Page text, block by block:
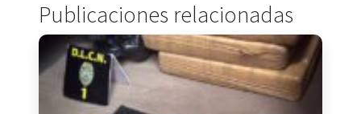
Publicaciones relacionadas